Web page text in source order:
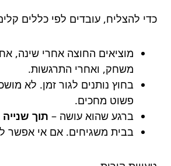
כדי להצליח, עובדים לפי כללים
מוציאים החוצה אחרי שינה,
משחק, ואחרי התרגשות.
בחוץ נותנים לגור זמן. לא
פשוט מחכים.
ברגע שהוא עושה – תוך שנייה
בבית משגיחים. אם אי אפשר